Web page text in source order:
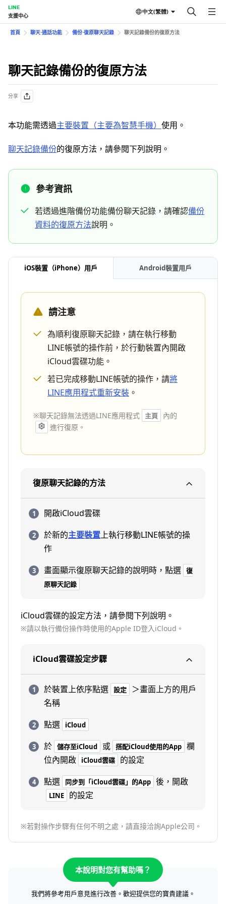
LINE
支援中心
中文(繁體)
首頁 聊天⋅通話功能 備份⋅復原聊天記錄 聊天記錄備份的復原方法
聊天記錄備份的復原方法
分享
本功能需透過主要裝置（主要為智慧手機） 使用。
聊天記錄備份的復原方法，請參閱下列說明。
參考資訊
若透過進階備份功能備份聊天記錄，請確認備份
資料的復原方法說明。
iOS裝置（iPhone）用戶 Android裝置用戶
請注意
為順利復原聊天記錄，請在執行移動
LINE帳號的操作前，於行動裝置內開啟
iCloud雲碟功能。
若已完成移動LINE帳號的操作，請將
LINE應用程式重新安裝 。
※聊天記錄無法透過LINE應用程式 主頁
內的
進行復原。
復原聊天記錄的方法
開啟iCloud雲碟
於新的主要裝置上執行移動LINE帳號的操
作
畫面顯示復原聊天記錄的說明時，點選 復
原聊天記錄
iCloud雲碟的設定方法，請參閱下列說明。
※請以執行備份操作時使用的Apple ID登入iCloud。
iCloud雲碟設定步驟
於裝置上依序點選 設定
＞畫面上方的用戶
名稱
點選
iCloud
於 儲存至iCloud 或 搭配iCloud使用的App 欄
位內開啟
iCloud雲碟
的設定
點選
同步到「iCloud雲碟」的App 後，開啟
LINE 的設定
※若對操作步驟有任何不明之處，請直接洽詢Apple公司。
本說明對您有幫助嗎？
我們將參考用戶意見進行改善。歡迎提供您的寶貴建議。